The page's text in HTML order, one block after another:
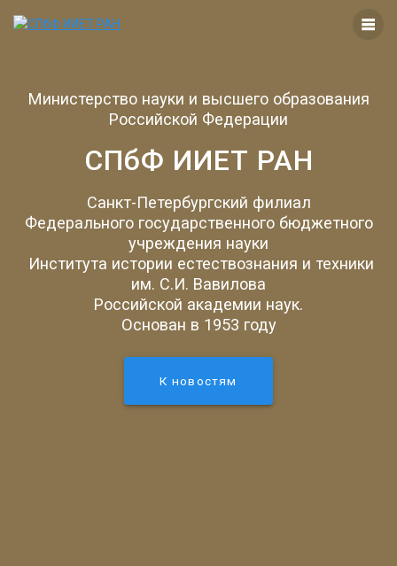
Министерство науки и высшего образования
Российской Федерации
СПбФ ИИЕТ РАН
Санкт-Петербургский филиал
Федерального государственного бюджетного
учреждения науки
Института истории естествознания и техники
им. С.И. Вавилова
Российской академии наук.
Основан в 1953 году
К новостям